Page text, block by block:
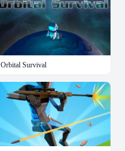
Orbital Survival